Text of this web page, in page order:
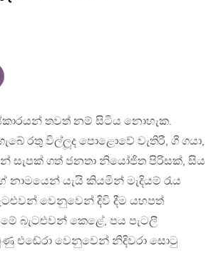
තවත් නම් සිටිය නොහැක.
රතු විල්ලූද පොළොවේ වැතිරී, ගී ගයා,
සැපක් ගත් ජනතා නියෝජිත පිරිසක්, සිය
නාමයෙන් යැයි කියමින් මැදියම් රැය
වෙනුවෙන් දිවි දීම යහපත්
බැටළුවන් කෙළේ, පය පැටලී
එඬේරා වෙනුවෙන් නිදිවරා සොටු